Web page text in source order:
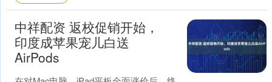
中祥配资 返校促销开始，
印度成苹果宠儿白送
AirPods